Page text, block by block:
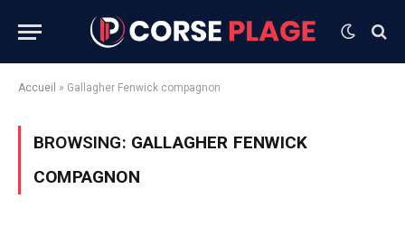
Accueil » Gallagher Fenwick compagnon
BROWSING: GALLAGHER FENWICK
COMPAGNON